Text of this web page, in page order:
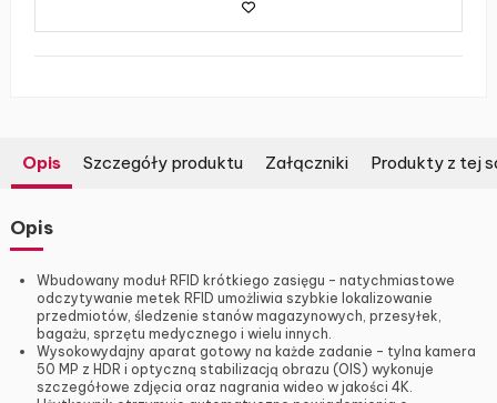
Opis Szczegóły produktu Załączniki Produkty z tej
Opis
Wbudowany moduł RFID krótkiego zasięgu – natychmiastowe
odczytywanie metek RFID umożliwia szybkie lokalizowanie
przedmiotów, śledzenie stanów magazynowych, przesyłek,
bagażu, sprzętu medycznego i wielu innych.
Wysokowydajny aparat gotowy na każde zadanie – tylna kamera
50 MP z HDR i optyczną stabilizacją obrazu (OIS) wykonuje
szczegółowe zdjęcia oraz nagrania wideo w jakości 4K.